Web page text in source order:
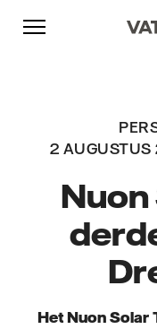
Naar content
Naar hoofdnavigatie
Ga naar footer
2
Nuon
Het Nuon Solar
Naar hoofdnavigatie